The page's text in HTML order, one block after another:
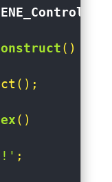
( )
( )
;